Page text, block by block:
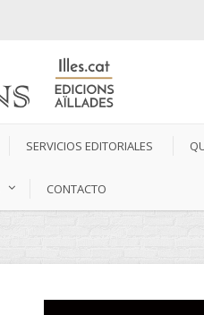
SERVICIOS EDITORIALES
CONTACTO